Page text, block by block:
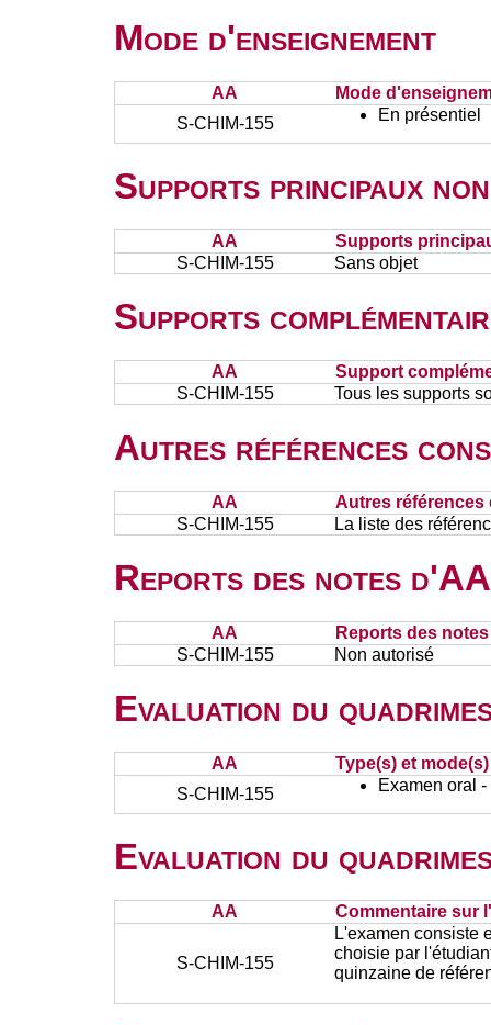
Mode d'enseignement
AA
Mode
S-CHIM-155
En présentiel
Supports principaux
AA
Supports
S-CHIM-155
Sans objet
Supports
AA
Support
S-CHIM-155
Tous les supports
Autres références
AA
Autres références
S-CHIM-155
La liste des
Reports des notes
AA
Reports des
S-CHIM-155
Non autorisé
Evaluation du
AA
Type(s) et
S-CHIM-155
Examen oral
Evaluation du
AA Commentaire sur
S-CHIM-155
L'examen consiste
choisie par
quinzaine de